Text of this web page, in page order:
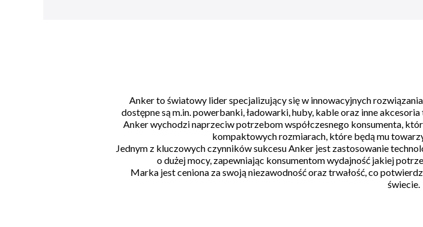
Anker to światowy lider specjalizujący się w innowacyjnych
dostępne są m.in. powerbanki, ładowarki, huby, kable oraz inne
Anker wychodzi naprzeciw potrzebom współczesnego konsumenta,
kompaktowych rozmiarach, które będą mu
Jednym z kluczowych czynników sukcesu Anker jest zastosowanie
o dużej mocy, zapewniając konsumentom wydajność jakiej
Marka jest ceniona za swoją niezawodność oraz trwałość, co
świecie.